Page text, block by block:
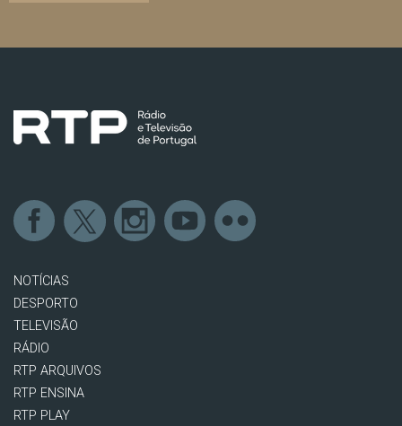
NOTÍCIAS
DESPORTO
TELEVISÃO
RÁDIO
RTP ARQUIVOS
RTP ENSINA
RTP PLAY